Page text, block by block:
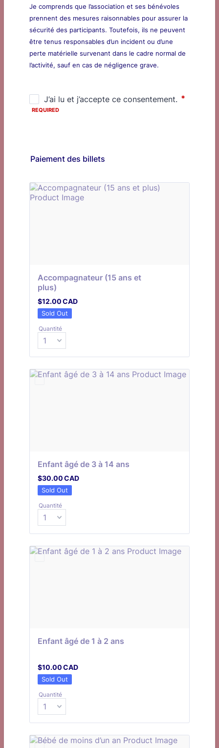
Je comprends que l’association et ses bénévoles
prennent des mesures raisonnables pour assurer la
sécurité des participants. Toutefois, ils ne peuvent
être tenus responsables d’un incident ou d’une
perte matérielle survenant dans le cadre normal de
l’activité, sauf en cas de négligence grave.
Paiement des billets
Accompagnateur (15 ans et
plus)
$12.00 CAD
$12.00CAD
Sold Out
Quantité
Enfant âgé de 3 à 14 ans
$30.00 CAD
$30.00CAD
Sold Out
Quantité
Enfant âgé de 1 à 2 ans
$10.00 CAD
$10.00CAD
Sold Out
Quantité